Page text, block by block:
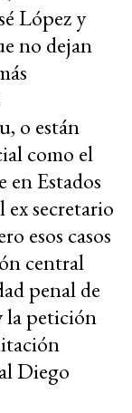
López y
no dejan
o están
como el
en Estados
secretario
esos casos
central
penal de
la petición
Diego